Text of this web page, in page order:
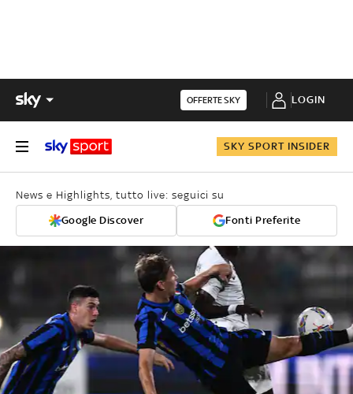
OFFERTE SKY LOGIN
SKY SPORT INSIDER
News e Highlights, tutto live: seguici su
Google Discover Fonti Preferite